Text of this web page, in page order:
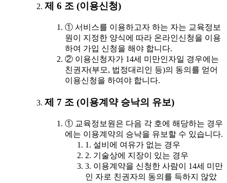
제 6 조 (이용신청)
① 서비스를 이용하고자 하는 자는 교육정보
원이 지정한 양식에 따라 온라인신청을 이용
하여 가입 신청을 해야 합니다.
② 이용신청자가 14세 미만인자일 경우에는
친권자(부모, 법정대리인 등)의 동의를 얻어
이용신청을 하여야 합니다.
제 7 조 (이용계약 승낙의 유보)
① 교육정보원은 다음 각 호에 해당하는 경우
에는 이용계약의 승낙을 유보할 수 있습니다.
1. 설비에 여유가 없는 경우
2. 기술상에 지장이 있는 경우
3. 이용계약을 신청한 사람이 14세 미만
인 자로 친권자의 동의를 득하지 않았